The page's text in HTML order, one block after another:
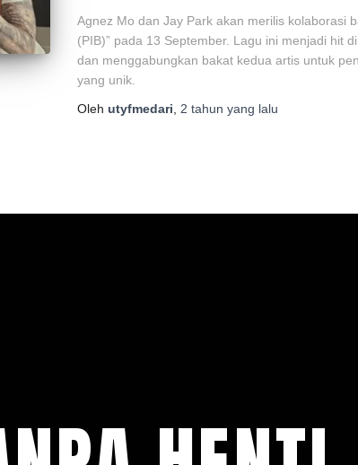
Agnez Mo dan Jay Park akan merilis kolaborasi
(PIB)” pada 13 September. Lagu ini menjadi hit
dan menggabungkan bakat kedua artis untuk
yang unik.
Oleh utyfmedari 2 tahun yang lalu